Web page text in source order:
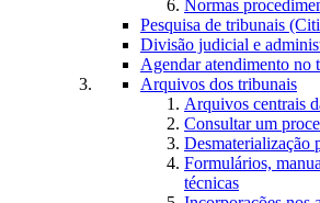
Normas
Pesquisa de tribunais
Divisão judicial e
Agendar atendimento no
Arquivos dos tribunais
Arquivos centrais
Consultar um
Desmaterialização
Formulários,
técnicas